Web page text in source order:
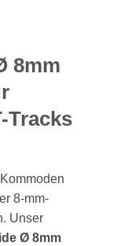
8mm
Tracks
8-mm-
Unser
Ø 8mm